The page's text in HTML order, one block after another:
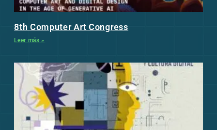
8th Computer Art Congress
Leer más »